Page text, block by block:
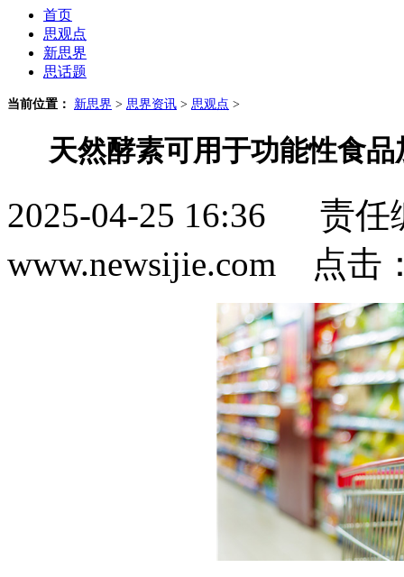
首页
思观点
新思界
思话题
当前位置： 新思界 > 思界资讯 > 思观点 >
天然酵素可用于功能性食
2025-04-25 16:36 责
www.newsijie.com 点击